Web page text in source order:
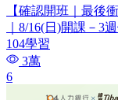
【確認開班｜最後
｜8/16(日)開課－3
104學習
3萬
6